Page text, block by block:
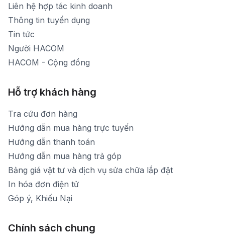
[email protected]
Thời gian mở cửa: Từ 8h30-20h hàng ngày
Liên hệ hợp tác kinh doanh
Thông tin tuyển dụng
Tin tức
Người HACOM
HACOM - Cộng đồng
Hỗ trợ khách hàng
Tra cứu đơn hàng
Hướng dẫn mua hàng trực tuyến
Hướng dẫn thanh toán
Hướng dẫn mua hàng trả góp
Bảng giá vật tư và dịch vụ sửa chữa lắp đặt
In hóa đơn điện tử
Góp ý, Khiếu Nại
Chính sách chung